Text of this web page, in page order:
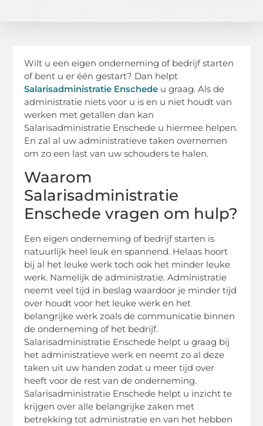
Wilt u een eigen onderneming of bedrijf starten
of bent u er één gestart? Dan helpt
Salarisadministratie Enschede u graag. Als de
administratie niets voor u is en u niet houdt van
werken met getallen dan kan
Salarisadministratie Enschede u hiermee helpen.
En zal al uw administratieve taken overnemen
om zo een last van uw schouders te halen.
Waarom
Salarisadministratie
Enschede vragen om hulp?
Een eigen onderneming of bedrijf starten is
natuurlijk heel leuk en spannend. Helaas hoort
bij al het leuke werk toch ook het minder leuke
werk. Namelijk de administratie. Administratie
neemt veel tijd in beslag waardoor je minder tijd
over houdt voor het leuke werk en het
belangrijke werk zoals de communicatie binnen
de onderneming of het bedrijf.
Salarisadministratie Enschede helpt u graag bij
het administratieve werk en neemt zo al deze
taken uit uw handen zodat u meer tijd over
heeft voor de rest van de onderneming.
Salarisadministratie Enschede helpt u inzicht te
krijgen over alle belangrijke zaken met
betrekking tot administratie en van het hebben